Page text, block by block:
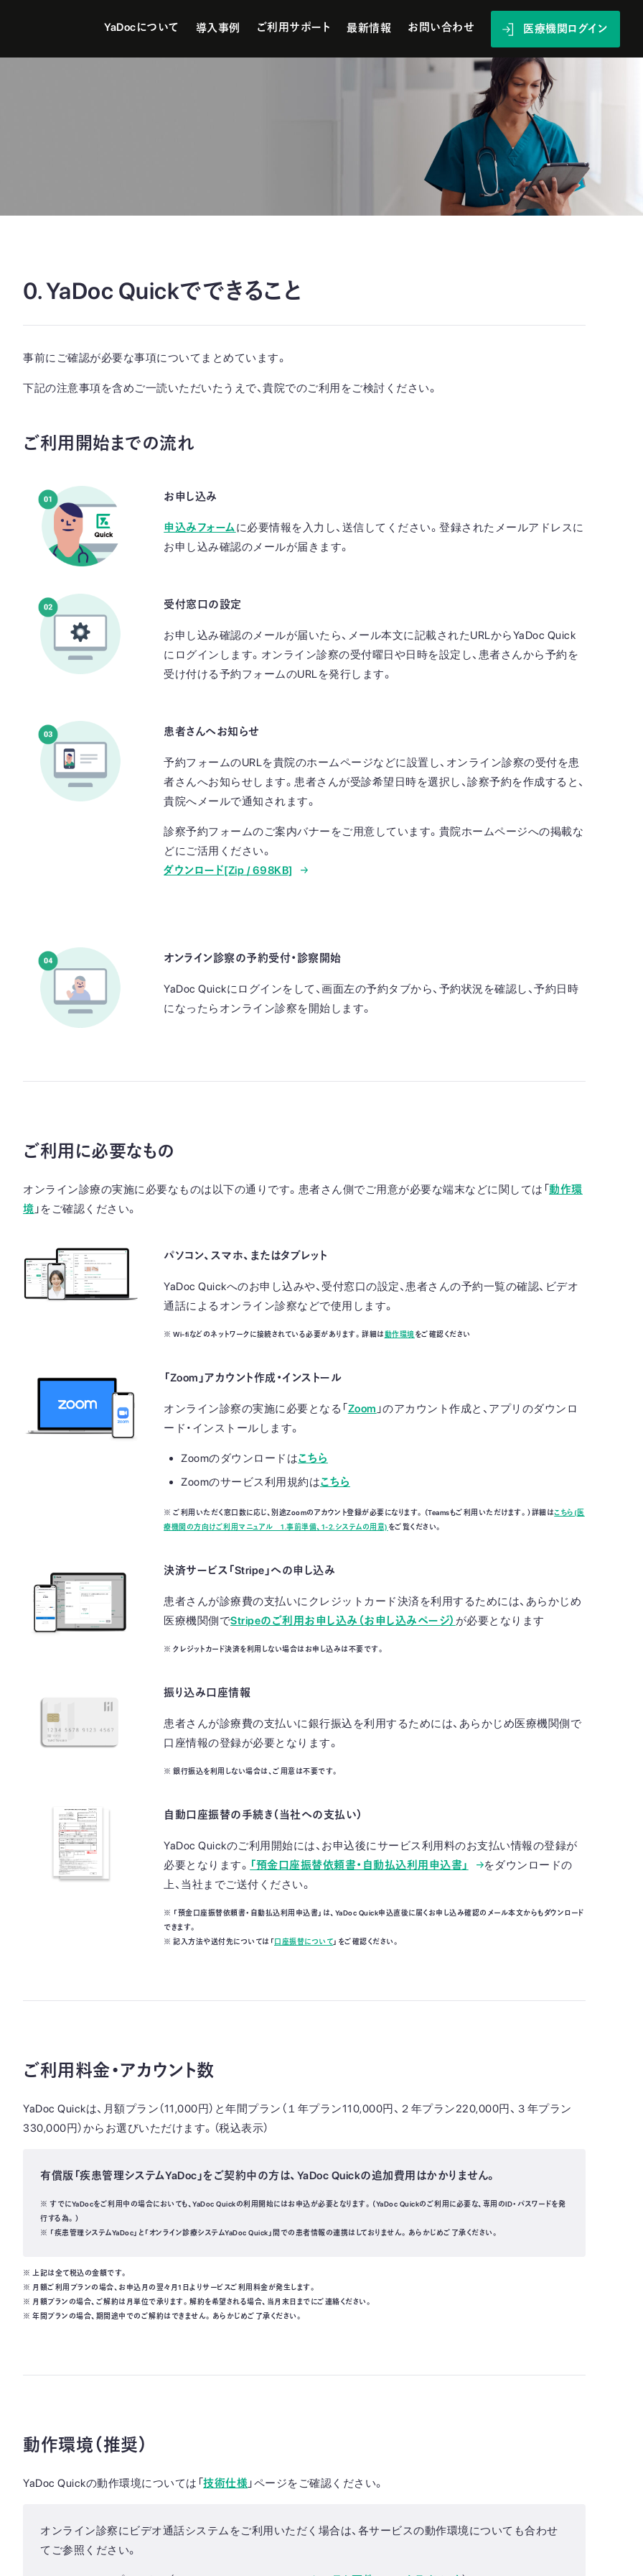
YaDocについて 導入事例 ご利用サポート 最新情報 お問い合わせ 医療機関ログイン
0. YaDoc Quickでできること
事前にご確認が必要な事項についてまとめています。
下記の注意事項を含めご一読いただいたうえで、貴院でのご利用をご検討ください。
ご利用開始までの流れ
お申し込み
申込みフォームに必要情報を入力し、送信してください。登録されたメールアドレスに
お申し込み確認のメールが届きます。
受付窓口の設定
お申し込み確認のメールが届いたら、メール本文に記載されたURLからYaDoc Quick
にログインします。オンライン診察の受付曜日や日時を設定し、患者さんから予約を
受け付ける予約フォームのURLを発行します。
患者さんへお知らせ
予約フォームのURLを貴院のホームページなどに設置し、オンライン診察の受付を患
者さんへお知らせします。患者さんが受診希望日時を選択し、診察予約を作成すると、
貴院へメールで通知されます。
診察予約フォームのご案内バナーをご用意しています。貴院ホームページへの掲載な
どにご活用ください。
ダウンロード[Zip / 698KB]
オンライン診察の予約受付・診察開始
YaDoc Quickにログインをして、画面左の予約タブから、予約状況を確認し、予約日時
になったらオンライン診察を開始します。
ご利用に必要なもの
オンライン診療の実施に必要なものは以下の通りです。患者さん側でご用意が必要な端末などに関しては「動作環
境 」をご確認ください。
パソコン、スマホ、またはタブレット
YaDoc Quickへのお申し込みや、受付窓口の設定、患者さんの予約一覧の確認、ビデオ
通話によるオンライン診察などで使用します。
※ Wi-fiなどのネットワークに接続されている必要があります。詳細は動作環境をご確認ください
「Zoom」アカウント作成・インストール
オンライン診察の実施に必要となる「 Zoom 」のアカウント作成と、アプリのダウンロ
ード・インストールします。
Zoomのダウンロードはこちら
Zoomのサービス利用規約はこちら
※ ご利用いただく窓口数に応じ、別途Zoomのアカウント登録が必要になります。（Teamsもご利用いただけます。）詳細はこちら(医
療機関の方向けご利用マニュアル 1.事前準備、1-2.システムの用意) をご覧ください。
決済サービス「Stripe」への申し込み
患者さんが診療費の支払いにクレジットカード決済を利用するためには、あらかじめ
医療機関側でStripeのご利用お申し込み（お申し込みページ） が必要となります
※ クレジットカード決済を利用しない場合はお申し込みは不要です。​​​​​​
振り込み口座情報
患者さんが診療費の支払いに銀行振込を利用するためには、あらかじめ医療機関側で
口座情報の登録が必要となります。
※ 銀行振込を利用しない場合は、ご用意は不要です。
自動口座振替の手続き（当社への支払い）
YaDoc Quickのご利用開始には、お申込後にサービス利用料のお支払い情報の登録が
必要となります。 「預金口座振替依頼書・自動払込利用申込書」
をダウンロードの
上、当社までご送付ください。
※ 「預金口座振替依頼書・自動払込利用申込書」は、YaDoc Quick申込直後に届くお申し込み確認のメール本文からもダウンロード
できます。
※ 記入方法や送付先については「口座振替について」をご確認ください。
ご利用料金・アカウント数
YaDoc Quickは、月額プラン（11,000円）と年間プラン（１年プラン110,000円、２年プラン220,000円、３年プラン
330,000円）からお選びいただけます。（税込表示）
有償版「疾患管理システムYaDoc」をご契約中の方は、YaDoc Quickの追加費用はかかりません。
※ すでにYaDocをご利用中の場合においても、YaDoc Quickの利用開始にはお申込が必要となります。（YaDoc Quickのご利用に必要な、専用のID・パスワードを発
行する為。）
※ 「疾患管理システムYaDoc」と「オンライン診療システムYaDoc Quick」間での患者情報の連携はしておりません。あらかじめご了承ください。
※ 上記は全て税込の金額です。
※ 月額ご利用プランの場合、お申込月の翌々月1日よりサービスご利用料金が発生します。
※ 月額プランの場合、ご解約は月単位で承ります。解約を希望される場合、当月末日までにご連絡ください。
※ 年間プランの場合、期間途中でのご解約はできません。あらかじめご了承ください。
動作環境（推奨）
YaDoc Quickの動作環境については「技術仕様 」ページをご確認ください。
オンライン診察にビデオ通話システムをご利用いただく場合は、各サービスの動作環境についても合わせ
てご参照ください。